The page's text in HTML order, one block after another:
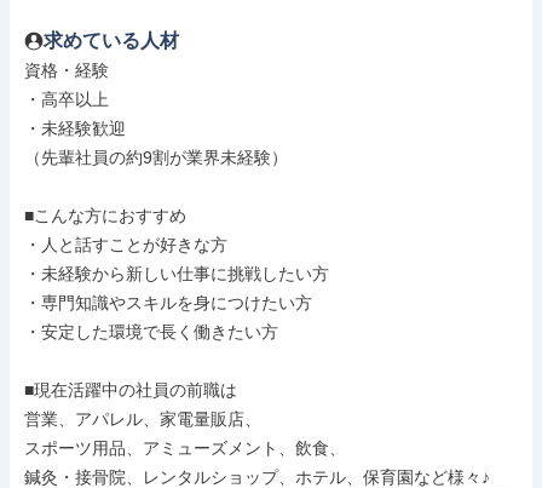
求めている人材
資格・経験
・高卒以上
・未経験歓迎
（先輩社員の約9割が業界未経験）
■こんな方におすすめ
・人と話すことが好きな方
・未経験から新しい仕事に挑戦したい方
・専門知識やスキルを身につけたい方
・安定した環境で長く働きたい方
■現在活躍中の社員の前職は
営業、アパレル、家電量販店、
スポーツ用品、アミューズメント、飲食、
鍼灸・接骨院、レンタルショップ、ホテル、保育園など様々♪